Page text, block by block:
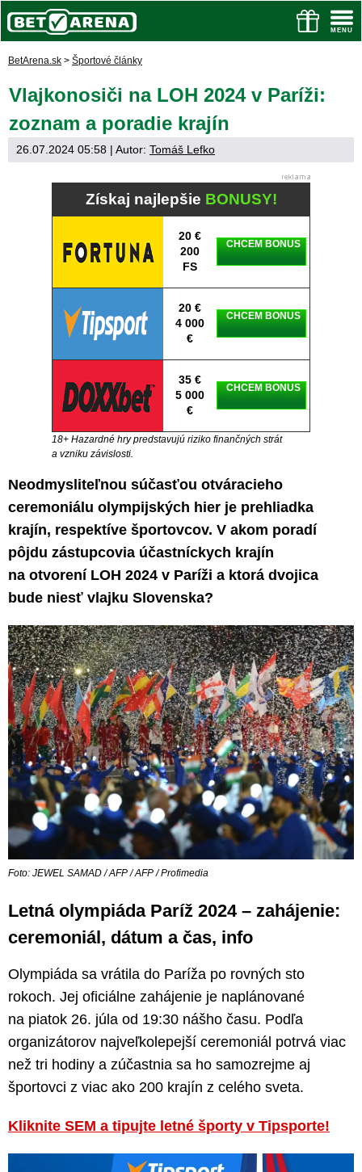
BetArena.sk > Športové články
Vlajkonosiči na LOH 2024 v Paríži:
zoznam a poradie krajín
26.07.2024 05:58 | Autor: Tomáš Lefko
Získaj najlepšie BONUSY!
20 €
200
FS
CHCEM BONUS
20 €
4 000
€
CHCEM BONUS
35 €
5 000
€
CHCEM BONUS
18+ Hazardné hry predstavujú riziko finančných strát
a vzniku závislosti.
Neodmysliteľnou súčasťou otváracieho
ceremoniálu olympijských hier je prehliadka
krajín, respektíve športovcov. V akom poradí
pôjdu zástupcovia účastníckych krajín
na otvorení LOH 2024 v Paríži a ktorá dvojica
bude niesť vlajku Slovenska?
Foto: JEWEL SAMAD / AFP / AFP / Profimedia
Letná olympiáda Paríž 2024 – zahájenie:
ceremoniál, dátum a čas, info
Olympiáda sa vrátila do Paríža po rovných sto
rokoch. Jej oficiálne zahájenie je naplánované
na piatok 26. júla od 19:30 nášho času. Podľa
organizátorov najveľkolepejší ceremoniál potrvá viac
než tri hodiny a zúčastnia sa ho samozrejme aj
športovci z viac ako 200 krajín z celého sveta.
Kliknite SEM a tipujte letné športy v Tipsporte!